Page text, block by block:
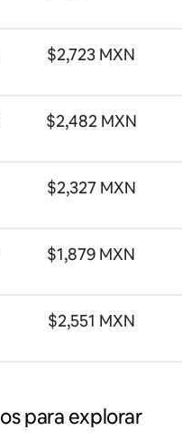
$2,723 MXN
$2,482 MXN
$2,327 MXN
$1,879 MXN
$2,551 MXN
para explorar